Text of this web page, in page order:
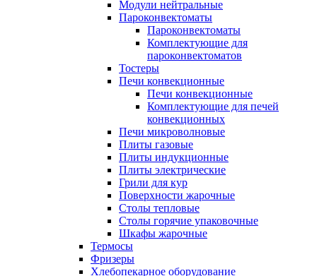
Модули нейтральные
Пароконвектоматы
Пароконвектоматы
Комплектующие для
пароконвектоматов
Тостеры
Печи конвекционные
Печи конвекционные
Комплектующие для печей
конвекционных
Печи микроволновые
Плиты газовые
Плиты индукционные
Плиты электрические
Грили для кур
Поверхности жарочные
Столы тепловые
Столы горячие упаковочные
Шкафы жарочные
Термосы
Фризеры
Хлебопекарное оборудование